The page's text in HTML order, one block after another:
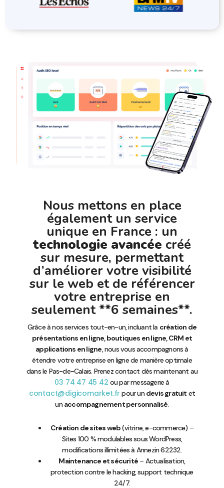
Nous mettons en place
également un service
unique en France : un
technologie avancée créé
sur mesure, permettant
d’améliorer votre visibilité
sur le web et de référencer
votre entreprise en
seulement **6 semaines**.
Grâce à nos services tout-en-un, incluant la création de
présentations en ligne, boutiques en ligne, CRM et
applications en ligne, nous vous accompagnons à
étendre votre entreprise en ligne de manière optimale
dans le Pas-de-Calais. Prenez contact dès maintenant au
03 74 47 45 42 ou par messagerie à
contact@digicomarket.fr pour undevis gratuit et
unaccompagnement personnalisé.
Création de sites web(vitrine, e-commerce) –
Sites 100 % modulables sous WordPress,
modifications illimitées à Annezin 62232.
Maintenance et sécurité – Actualisation,
protection contre le hacking, support technique
24/7.